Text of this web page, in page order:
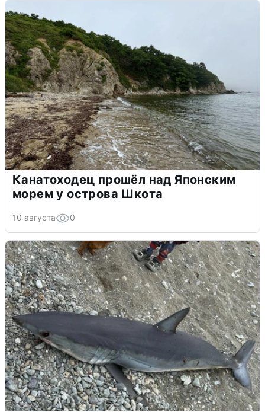
Канатоходец прошёл над Японским
морем у острова Шкота
10 августа 0